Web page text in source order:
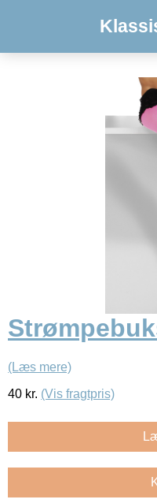
(Læs mere)
40 kr. (Vis fragtpris)